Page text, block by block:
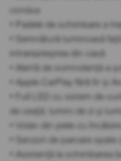
condus
• Padele de schimbare a
• Semnătură luminoasă
intrarea/ieșirea din casă
• Alertă de somnolență a
• Apple CarPlay fără fir și
• Full LED cu sistem de
de ceață; lumini de zi și
• Volan din piele cu
• Senzori de parcare spate
• Asistență la schimbarea